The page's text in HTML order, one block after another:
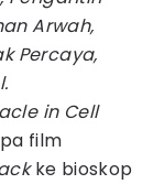
Arwah,
Percaya,
in Cell
film
ke bioskop